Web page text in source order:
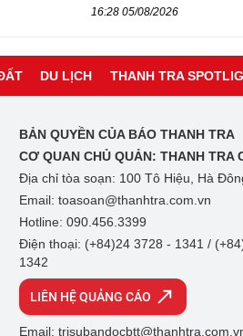
16:28 05/08/2026
DU LỊCH THANH TRA
BẢN QUYỀN CỦA BÁO THANH TRA
CƠ QUAN CHỦ QUẢN: THANH TRA
Địa chỉ tòa soạn: 100 Tô Hiệu, Hà
Email: toasoan@thanhtra.com.vn
Hotline: 090.456.3399
Điện thoại: (+84)24 3728 - 1341 /
1342
LIÊN HỆ QUẢNG CÁO
Email: